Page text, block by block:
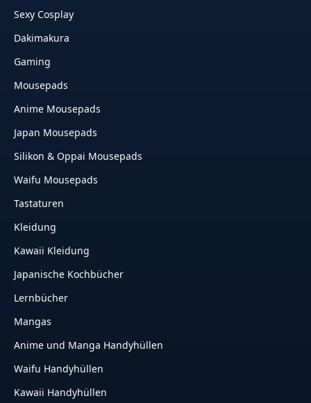
Sexy Cosplay
Dakimakura
Gaming
Mousepads
Anime Mousepads
Japan Mousepads
Silikon & Oppai Mousepads
Waifu Mousepads
Tastaturen
Kleidung
Kawaii Kleidung
Japanische Kochbücher
Lernbücher
Mangas
Anime und Manga Handyhüllen
Waifu Handyhüllen
Kawaii Handyhüllen